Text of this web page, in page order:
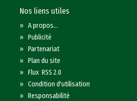
Nos liens utiles
»A propos...
»Publicité
»Partenariat
»Plan du site
»Flux RSS 2.0
»Condition d'utilisation
»Responsabilité